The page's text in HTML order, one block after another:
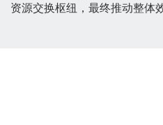
资源交换枢纽，最终推动整体